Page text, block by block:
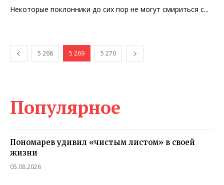
Некоторые поклонники до сих пор не могут смириться с...
5 268 5 269 5 270
Популярное
Пономарев удивил «чистым листом» в своей
жизни
05.08.2026